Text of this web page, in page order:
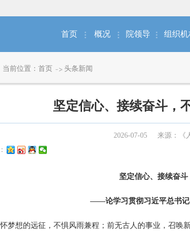
首页 概况 院领导 组织机
当前位置： 首页 头条新闻
坚定信心、接续奋斗，
2026-07-05
来源：《
坚定信心、接续奋
——论学习贯彻习近平总书记
想的远征，不惧风雨兼程；前无古人的事业，召唤新